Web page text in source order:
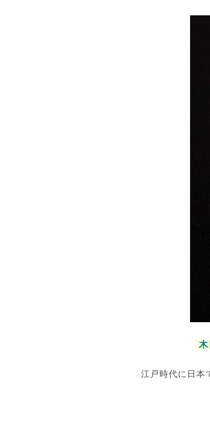
江戸時代に日本